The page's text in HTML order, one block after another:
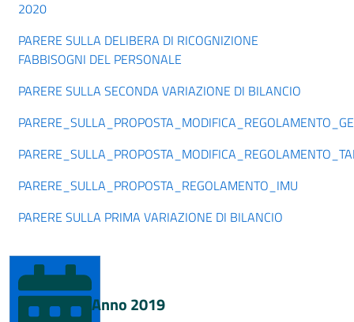
2020
PARERE SULLA DELIBERA DI RICOGNIZIONE
FABBISOGNI DEL PERSONALE
PARERE SULLA SECONDA VARIAZIONE DI BILANCIO
PARERE_SULLA_PROPOSTA_REGOLAMENTO_IMU
PARERE SULLA PRIMA VARIAZIONE DI BILANCIO
Anno 2019